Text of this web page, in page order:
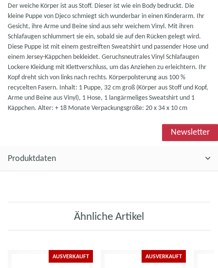
Der weiche Körper ist aus Stoff. Dieser ist wie ein Body bedruckt. Die
kleine Puppe von Djeco schmiegt sich wunderbar in einen Kinderarm. Ihr
Gesicht, ihre Arme und Beine sind aus sehr weichem Vinyl. Mit ihren
Schlafaugen schlummert sie ein, sobald sie auf den Rücken gelegt wird.
Diese Puppe ist mit einem gestreiften Sweatshirt und passender Hose und
einem Jersey-Käppchen bekleidet. Geruchsneutrales Vinyl Schlafaugen
Lockere Kleidung mit Klettverschluss, um das Anziehen zu erleichtern. Ihr
Kopf dreht sich von links nach rechts. Körperpolsterung aus 100 %
recycelten Fasern. Inhalt: 1 Puppe, 32 cm groß (Körper aus Stoff und Kopf,
Arme und Beine aus Vinyl), 1 Hose, 1 langärmeliges Sweatshirt und 1
Käppchen. Alter: + 18 Monate Verpackungsgröße: 20 x 34 x 10 cm
Produktdaten
Ähnliche Artikel
AUSVERKAUFT AUSVERKAUFT
Newsletter